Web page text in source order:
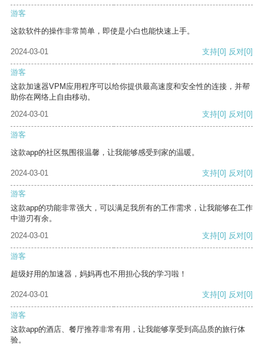
游客
这款软件的操作非常简单，即使是小白也能快速上手。
2024-03-01 支持[0] 反对[0]
游客
这款加速器VPM应用程序可以给你提供最高速度和安全性的连接，并帮
助你在网络上自由移动。
2024-03-01
支持[0] 反对[0]
游客
这款app的社区氛围很温馨，让我能够感受到家的温暖。
2024-03-01 支持[0] 反对[0]
游客
这款app的功能非常强大，可以满足我所有的工作需求，让我能够在工作
中游刃有余。
2024-03-01
支持[0] 反对[0]
游客
超级好用的加速器，妈妈再也不用担心我的学习啦！
2024-03-01 支持[0] 反对[0]
游客
这款app的酒店、餐厅推荐非常有用，让我能够享受到高品质的旅行体
验。